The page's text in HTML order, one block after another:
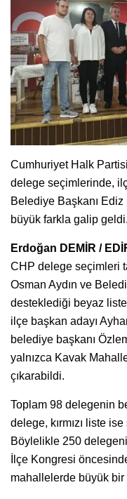
Cumhuriyet Halk
delege seçimlerinde,
Belediye Başkanı
büyük farkla galip geldi.
Erdoğan DEMİR /
CHP delege seçimleri
Osman Aydın ve
desteklediği beyaz
ilçe başkan adayı
belediye başkanı
yalnızca Kavak
çıkarabildi.
Toplam 98 delegenin
delege, kırmızı liste
Böylelikle 250
İlçe Kongresi
mahallelerde büyük bir